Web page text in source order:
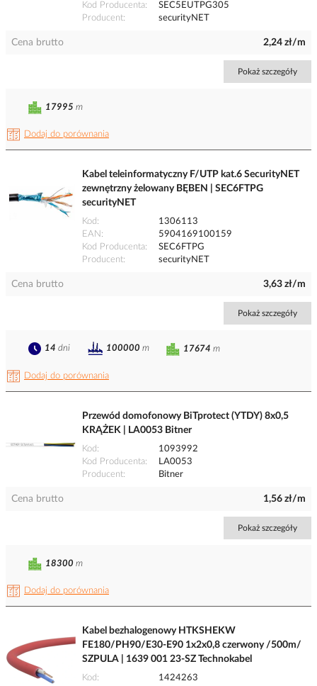
Kod Producenta
SEC5EUTPG305
Producent
securityNET
Cena brutto 2,24 zł/m
Pokaż szczegóły
Dodaj do porównania
17995 m
Kabel teleinformatyczny F/UTP kat.6 SecurityNET
zewnętrzny żelowany BĘBEN | SEC6FTPG
securityNET
Kod
1306113
EAN
5904169100159
Kod Producenta
SEC6FTPG
Producent
securityNET
Cena brutto 3,63 zł/m
Pokaż szczegóły
Dodaj do porównania
17674 m
14 dni 100000 m
Przewód domofonowy BiTprotect (YTDY) 8x0,5
KRĄŻEK | LA0053 Bitner
Kod
1093992
Kod Producenta
LA0053
Producent
Bitner
Cena brutto 1,56 zł/m
Pokaż szczegóły
Dodaj do porównania
18300 m
Kabel bezhalogenowy HTKSHEKW
FE180/PH90/E30-E90 1x2x0,8 czerwony /500m/
SZPULA | 1639 001 23-SZ Technokabel
Kod 1424263